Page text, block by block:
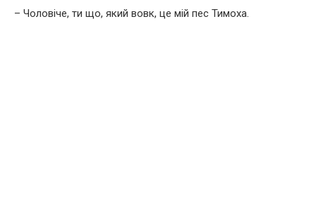
– Чоловіче, ти що, який вовк, це мій пес Тимоха.